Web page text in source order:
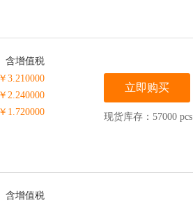
含增值税
￥3.210000
￥2.240000
￥1.720000
立即购买
现货库存：57000 pcs
含增值税